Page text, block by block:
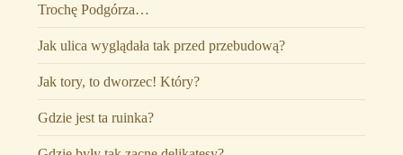
Trochę Podgórza…
Jak ulica wyglądała tak przed przebudową?
Jak tory, to dworzec! Który?
Gdzie jest ta ruinka?